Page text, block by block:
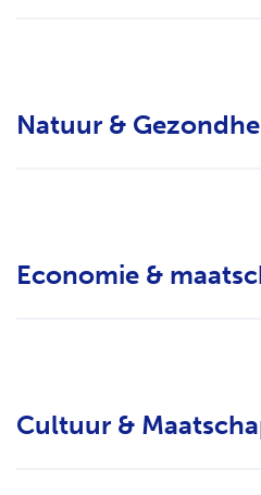
Natuur &
Economie &
Cultuur &